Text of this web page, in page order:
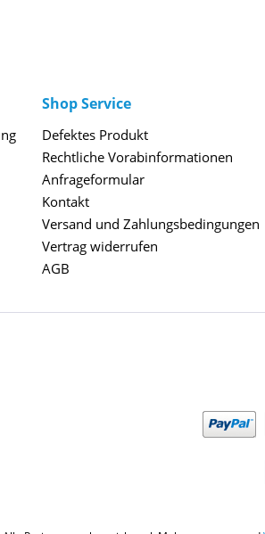
Shop Service
Defektes Produkt
Rechtliche Vorabinformationen
Anfrageformular
Kontakt
Versand und Zahlungsbedingungen
Vertrag widerrufen
AGB